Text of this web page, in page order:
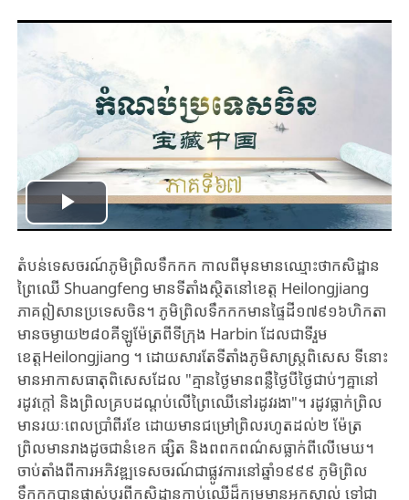
Play
Video
តំបន់ទេសចរណ៍ភូមិព្រិលទឹកកក កាលពីមុនមានឈ្មោះថាកសិដ្ឋាន
ព្រៃឈើ Shuangfeng មានទីតាំងស្ថិតនៅខេត្ត Heilongjiang
ភាគឦសានប្រទេសចិន។ ភូមិព្រិលទឹកកកមានផ្ទៃដី១៧៩១៦ហិកតា
មានចម្ងាយ២៨០គីឡូម៉ែត្រពីទីក្រុង Harbin ដែលជាទីរួម
ខេត្តHeilongjiang ។ ដោយសារតែទីតាំងភូមិសាស្ត្រពិសេស ទីនោះ
មានអាកាសធាតុពិសេសដែល "គ្មានថ្ងៃមានពន្លឺថ្ងៃបីថ្ងៃជាប់ៗគ្នានៅ
រដូវក្តៅ និងព្រិលគ្របដណ្តប់លើព្រៃឈើនៅរដូវរងា"។ រដូវធ្លាក់ព្រិល
មានរយៈពេលប្រាំពីរខែ ដោយមានជម្រៅព្រិលរហូតដល់២ ម៉ែត្រ
ព្រិលមានរាងដូចជានំខេក ផ្សិត និងពពកពណ៌សធ្លាក់ពីលើមេឃ។
ចាប់តាំងពីការអភិវឌ្ឍទេសចរណ៍ជាផ្លូវការនៅឆ្នាំ១៩៩៩ ភូមិព្រិល
ទឹកកកបានផ្លាស់ប្តូរពីកសិដ្ឋានកាប់ឈើដ៏កម្រមានអ្នកស្គាល់ ទៅជា